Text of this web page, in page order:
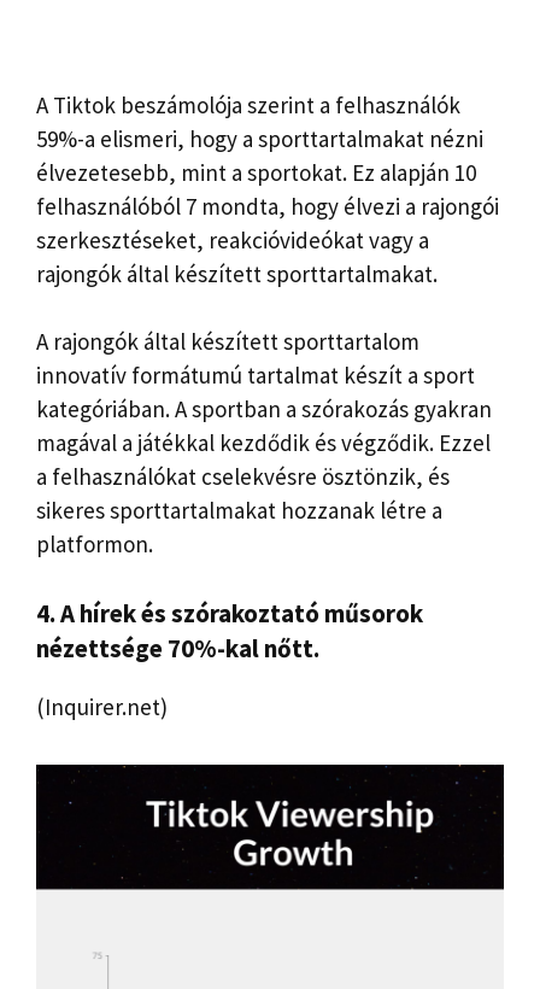
A Tiktok beszámolója szerint a felhasználók
59%-a elismeri, hogy a sporttartalmakat nézni
élvezetesebb, mint a sportokat. Ez alapján 10
felhasználóból 7 mondta, hogy élvezi a rajongói
szerkesztéseket, reakcióvideókat vagy a
rajongók által készített sporttartalmakat.
A rajongók által készített sporttartalom
innovatív formátumú tartalmat készít a sport
kategóriában. A sportban a szórakozás gyakran
magával a játékkal kezdődik és végződik. Ezzel
a felhasználókat cselekvésre ösztönzik, és
sikeres sporttartalmakat hozzanak létre a
platformon.
4. A hírek és szórakoztató műsorok
nézettsége 70%-kal nőtt.
(Inquirer.net)